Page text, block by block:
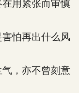
用紧张而审慎
怕再出什么风
，亦不曾刻意